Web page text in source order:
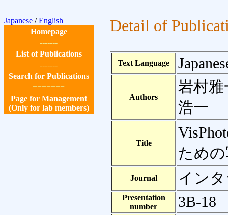
Japanese /English
Homepage
-------
List of Publications
-------
Search for Publications
=======
Page for Management
(Only for lab members)
Detail of
Text Language
Authors
岩村
浩一
Title
ため
Journal イン
Presentation
number
3B-18